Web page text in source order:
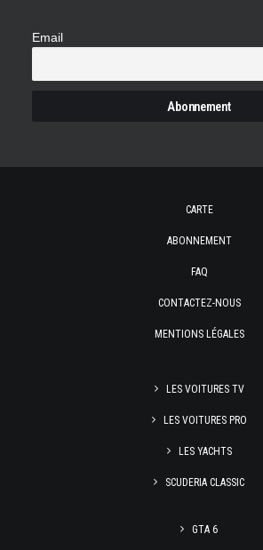
Email
CARTE
ABONNEMENT
FAQ
CONTACTEZ-NOUS
MENTIONS LÉGALES
LES VOITURES TV
LES VOITURES PRO
LES YACHTS
SCUDERIA CLASSIC
GTA 6